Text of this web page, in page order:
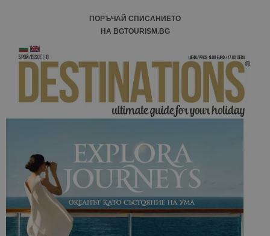
ПОРЪЧАЙ СПИСАНИЕТО
НА BGTOURISM.BG